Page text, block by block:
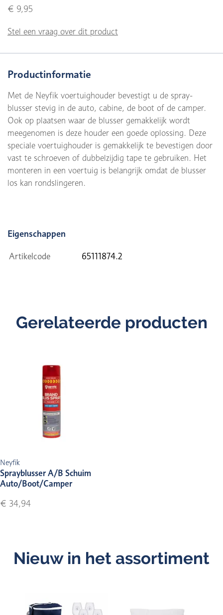
€ 9,95
Stel een vraag over dit product
Productinformatie
Met de Neyfik voertuighouder bevestigt u de spray-
blusser stevig in de auto, cabine, de boot of de camper.
Ook op plaatsen waar de blusser gemakkelijk wordt
meegenomen is deze houder een goede oplossing. Deze
speciale voertuighouder is gemakkelijk te bevestigen door
vast te schroeven of dubbelzijdig tape te gebruiken. Het
monteren in een voertuig is belangrijk omdat de blusser
los kan rondslingeren.
Eigenschappen
Artikelcode 65111874.2
Gerelateerde producten
Neyfik
Sprayblusser A/B Schuim
Auto/Boot/Camper
€ 34,94
Nieuw in het assortiment